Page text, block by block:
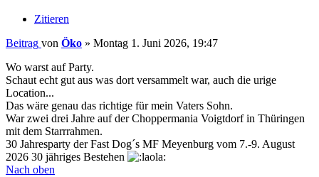
Zitieren
Beitrag von Öko » Montag 1. Juni 2026, 19:47
Wo warst auf Party.
Schaut echt gut aus was dort versammelt war, auch die urige
Location...
Das wäre genau das richtige für mein Vaters Sohn.
War zwei drei Jahre auf der Choppermania Voigtdorf in Thüringen
mit dem Starrrahmen.
30 Jahresparty der Fast Dog´s MF Meyenburg vom 7.-9. August
2026 30 jähriges Bestehen
Nach oben